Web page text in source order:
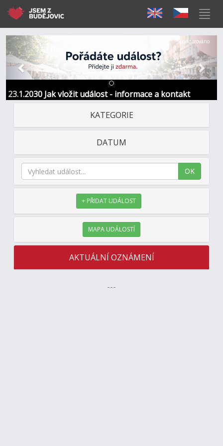
23.1.2030 Jak vložit událost - informace a kontakt
Předchozí Další
Sponzorováno
KATEGORIE
DATUM
OK
+ PŘIDAT UDÁLOST
MAPA UDÁLOSTÍ
AKTUÁLNÍ OZNÁMENÍ
---